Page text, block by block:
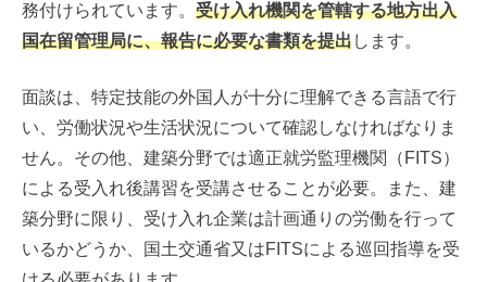
務付けられています。 受け入れ機関を管轄する地方出入
国在留管理局に、報告に必要な書類を提出します。
面談は、特定技能の外国人が十分に理解できる言語で行
い、労働状況や生活状況について確認しなければなりま
せん。その他、建築分野では適正就労監理機関（FITS）
による受入れ後講習を受講させることが必要。また、建
築分野に限り、受け入れ企業は計画通りの労働を行って
いるかどうか、国土交通省又はFITSによる巡回指導を受